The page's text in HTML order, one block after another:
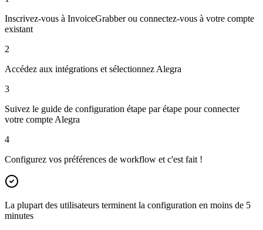
Inscrivez-vous à InvoiceGrabber ou connectez-vous à votre compte
existant
2
Accédez aux intégrations et sélectionnez Alegra
3
Suivez le guide de configuration étape par étape pour connecter
votre compte Alegra
4
Configurez vos préférences de workflow et c'est fait !
La plupart des utilisateurs terminent la configuration en moins de 5
minutes